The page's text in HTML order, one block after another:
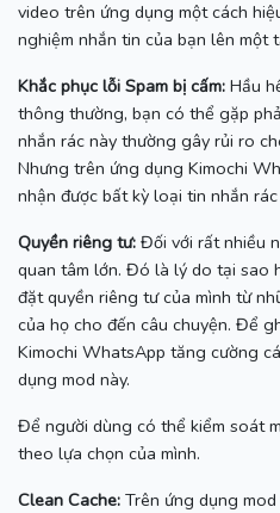
video trên ứng dụng một cách
nghiệm nhắn tin của bạn lên một
Khắc phục lỗi Spam bị cấm: Hầu
thông thường, bạn có thể gặp
nhắn rác này thường gây rủi ro
Nhưng trên ứng dụng Kimochi
nhận được bất kỳ loại tin nhắn
Quyền riêng tư: Đối với rất nhiều
quan tâm lớn. Đó là lý do tại sao
đặt quyền riêng tư của mình từ
của họ cho đến câu chuyện. Để
Kimochi WhatsApp tăng cường
dụng mod này.
Để người dùng có thể kiểm soát
theo lựa chọn của mình.
Clean Cache: Trên ứng dụng